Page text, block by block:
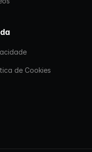
de Cookies